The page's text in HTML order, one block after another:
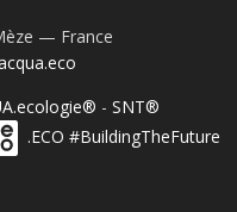
— France
- SNT®
.ECO #BuildingTheFuture